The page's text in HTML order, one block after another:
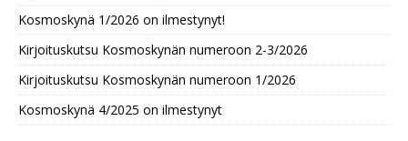
Kosmoskynä 1/2026 on ilmestynyt!
Kirjoituskutsu Kosmoskynän numeroon 2-3/2026
Kirjoituskutsu Kosmoskynän numeroon 1/2026
Kosmoskynä 4/2025 on ilmestynyt